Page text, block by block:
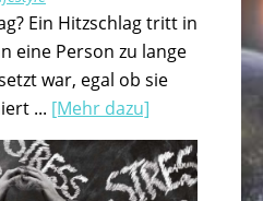
Ein Hitzschlag tritt in
eine Person zu lange
war, egal ob sie
... [Mehr dazu]